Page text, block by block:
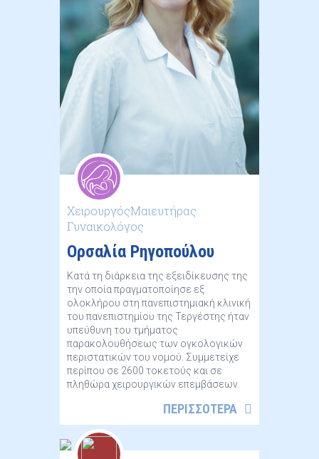
ΧειρουργόςΜαιευτήρας
Γυναικολόγος
Ορσαλία Ρηγοπούλου
Κατά τη διάρκεια της εξειδίκευσης της
την οποία πραγματοποίησε εξ
ολοκλήρου στη πανεπιστημιακή κλινική
του πανεπιστημίου της Τεργέστης ήταν
υπεύθυνη του τμήματος
παρακολουθήσεως των ογκολογικών
περιστατικών του νομού. Συμμετείχε
περίπου σε 2600 τοκετούς και σε
πληθώρα χειρουργικών επεμβάσεων.
ΠΕΡΙΣΣΟΤΕΡΑ